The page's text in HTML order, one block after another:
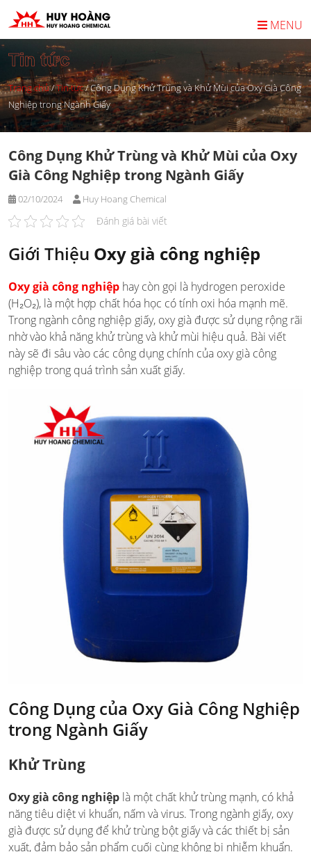
Skip
to
content
MENU
Tin tức
Trang chủ/Tin tức/Công Dụng Khử Trùng và Khử Mùi của Oxy Già Công
Nghiệp trong Ngành Giấy
Công Dụng Khử Trùng và Khử Mùi của Oxy
Già Công Nghiệp trong Ngành Giấy
02/10/2024 Huy Hoang Chemical
Đánh giá bài viết
Giới Thiệu Oxy già công nghiệp
Oxy già công nghiệp hay còn gọi là hydrogen peroxide
(H₂O₂), là một hợp chất hóa học có tính oxi hóa mạnh mẽ.
Trong ngành công nghiệp giấy, oxy già được sử dụng rộng rãi
nhờ vào khả năng khử trùng và khử mùi hiệu quả. Bài viết
này sẽ đi sâu vào các công dụng chính của oxy già công
nghiệp trong quá trình sản xuất giấy.
Công Dụng của Oxy Già Công Nghiệp
trong Ngành Giấy
Khử Trùng
Oxy già công nghiệp là một chất khử trùng mạnh, có khả
năng tiêu diệt vi khuẩn, nấm và virus. Trong ngành giấy, oxy
già được sử dụng để khử trùng bột giấy và các thiết bị sản
xuất, đảm bảo sản phẩm cuối cùng không bị nhiễm khuẩn.